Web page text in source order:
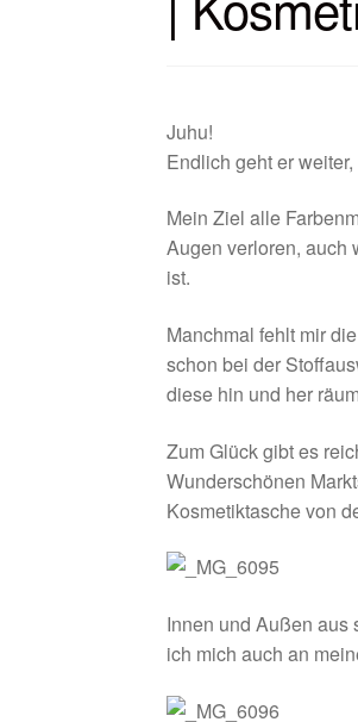
Juhu!
Endlich geht er
Mein Ziel alle
Augen verloren, auch
ist.
Manchmal fehlt mir
schon bei der
diese hin und her
Zum Glück gibt es
Wunderschönen
Kosmetiktasche von
Innen und Außen aus
ich mich auch an